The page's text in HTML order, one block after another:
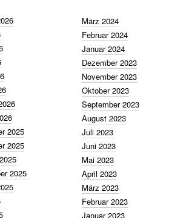
2025
2025
2025
März 2024
Februar 2024
Januar 2024
Dezember 2023
November 2023
Oktober 2023
September 2023
August 2023
Juli 2023
Juni 2023
Mai 2023
April 2023
März 2023
Februar 2023
Januar 2023